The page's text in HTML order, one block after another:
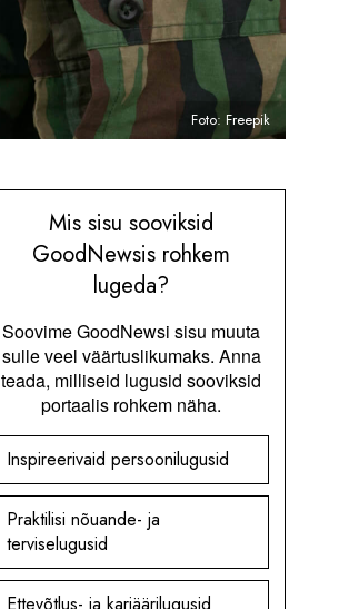
Foto: Freepik
Mis sisu sooviksid
GoodNewsis rohkem
lugeda?
Soovime GoodNewsi sisu muuta
sulle veel väärtuslikumaks. Anna
teada, milliseid lugusid sooviksid
portaalis rohkem näha.
Inspireerivaid persoonilugusid
Praktilisi nõuande- ja
terviselugusid